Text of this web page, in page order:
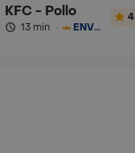
KFC - Pollo
13 min · ENVÍO GRATIS
4